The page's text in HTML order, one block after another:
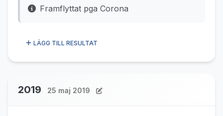
Framflyttat pga Corona
LÄGG TILL RESULTAT
2019 25 maj 2019